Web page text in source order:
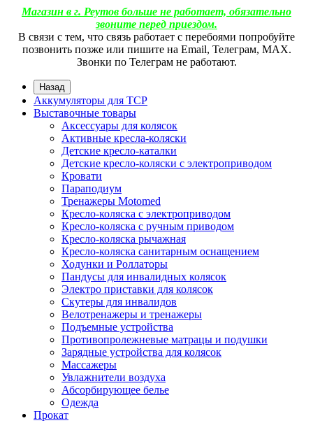
Магазин в г. Реутов больше не работает, обязательно
звоните перед приездом.
В связи с тем, что связь работает с перебоями попробуйте
позвонить позже или пишите на Email, Телеграм, МАХ.
Звонки по Телеграм не работают.
Назад
Аккумуляторы для ТСР
Выставочные товары
Аксессуары для колясок
Активные кресла-коляски
Детские кресло-каталки
Детские кресло-коляски с электроприводом
Кровати
Параподиум
Тренажеры Motomed
Кресло-коляска с электроприводом
Кресло-коляска с ручным приводом
Кресло-коляска рычажная
Кресло-коляска санитарным оснащением
Ходунки и Роллаторы
Пандусы для инвалидных колясок
Электро приставки для колясок
Скутеры для инвалидов
Велотренажеры и тренажеры
Подъемные устройства
Противопролежневые матрацы и подушки
Зарядные устройства для колясок
Массажеры
Увлажнители воздуха
Абсорбирующее белье
Одежда
Прокат